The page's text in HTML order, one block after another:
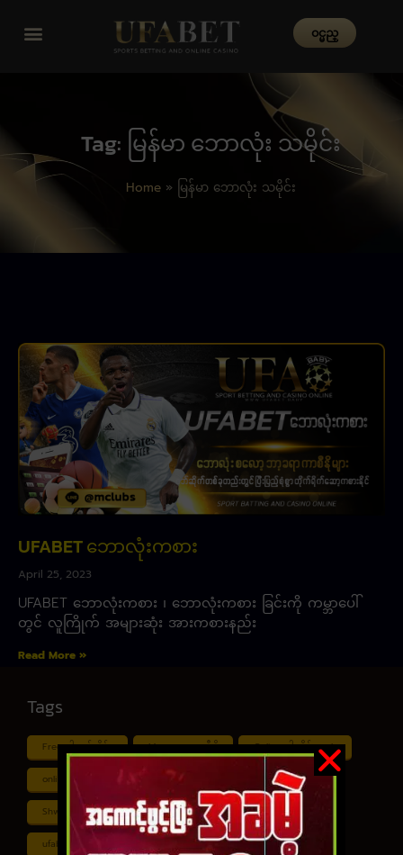
၀င္မည္
Tag: မြန်မာ ဘောလုံး သမိုင်း
Home» မြန်မာ ဘောလုံး သမိုင်း
UFABET ဘောလုံးကစား
April 25, 2023
UFABET ဘောလုံးကစား ၊ ဘောလုံးကစား ခြင်းကို ကမ္ဘာပေါ်
တွင် လူကြိုက် အများဆုံး အားကစားနည်း
Read More »
Tags
Free ငါး ပစ် ဂိမ်း Myanmar ကာစီနို Online ငါး ဂိမ်း apk
online ငါး ပစ် ဂိမ်းapp Shan Koe Mee ငါး ပစ် ဂိမ်း
Shwe ကာစီနို APK UFABET ufabet888
ufabet เข้าสู่ระบบ ကာစီနို ဂိမ်း